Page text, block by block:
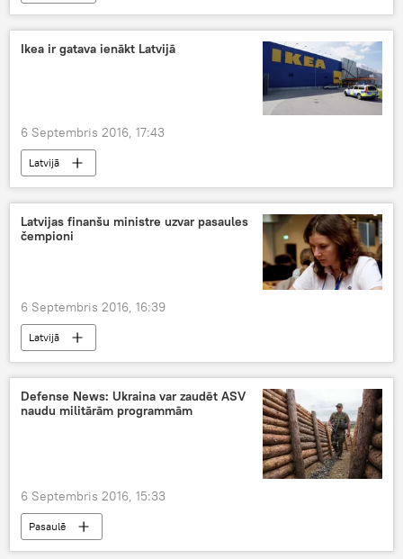
Ikea ir gatava ienākt Latvijā
6 Septembris 2016, 17:43
Latvijā
Latvijas finanšu ministre uzvar pasaules
čempioni
6 Septembris 2016, 16:39
Latvijā
Defense News: Ukraina var zaudēt ASV
naudu militārām programmām
6 Septembris 2016, 15:33
Pasaulē